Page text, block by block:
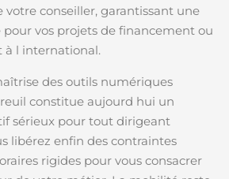
votre conseiller, garantissant une
vos projets de financement ou
à l international.
des outils numériques
constitue aujourd hui un
sérieux pour tout dirigeant
libérez enfin des contraintes
rigides pour vous consacrer